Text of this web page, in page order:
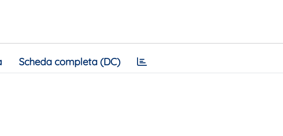
Scheda completa (DC)